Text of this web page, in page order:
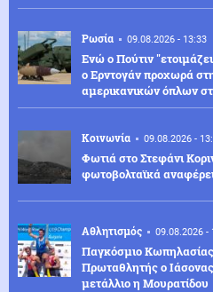
Ρωσία 09.08.2026 - 13:33
Ενώ ο Πούτιν
ο Ερντογάν προχωρά
αμερικανικών όπλων
Κοινωνία 09.08.2026 -
Φωτιά στο Στεφάνι
φωτοβολταϊκά
Αθλητισμός 09.08.2026 -
Παγκόσμιο
Πρωταθλητής ο
μετάλλιο η Μουρατίδου